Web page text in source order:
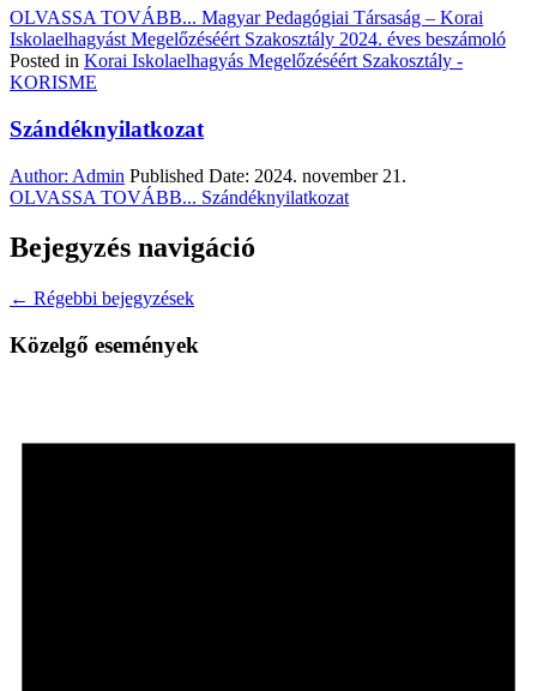
OLVASSA TOVÁBB... Magyar Pedagógiai Társaság – Korai
Iskolaelhagyást Megelőzéséért Szakosztály 2024. éves beszámoló
Posted in Korai Iskolaelhagyás Megelőzéséért Szakosztály -
KORISME
Szándéknyilatkozat
Author: Admin Published Date: 2024. november 21.
OLVASSA TOVÁBB... Szándéknyilatkozat
Bejegyzés navigáció
← Régebbi bejegyzések
Közelgő események